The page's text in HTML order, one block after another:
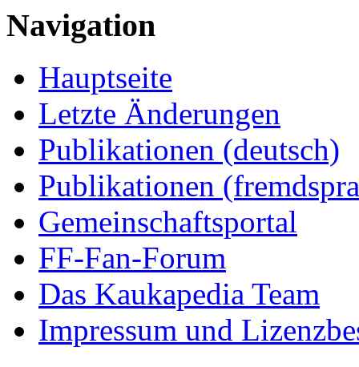
Navigation
Hauptseite
Letzte Änderungen
Publikationen (deutsch)
Publikationen
Gemeinschaftsportal
FF-Fan-Forum
Das Kaukapedia Team
Impressum und